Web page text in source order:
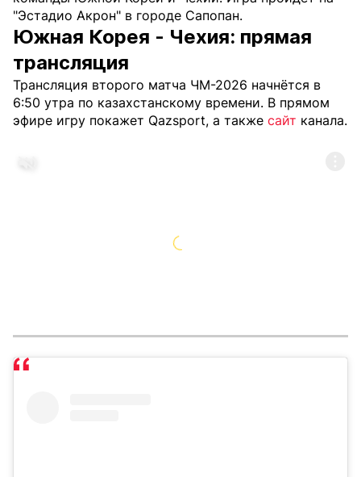
"Эстадио Акрон" в городе Сапопан.
Южная Корея - Чехия: прямая
трансляция
Трансляция второго матча ЧМ-2026 начнётся в
6:50 утра по казахстанскому времени. В прямом
эфире игру покажет Qazsport, а также сайт канала.